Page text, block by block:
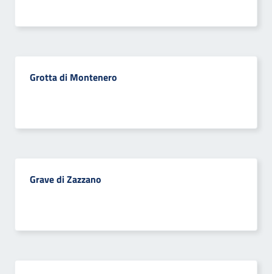
Grotta di Montenero
Grave di Zazzano